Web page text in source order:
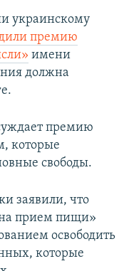
украинскому
премию
имени
должна
премию
которые
свободы.
заявили, что
на прием пищи»
освободить
которые